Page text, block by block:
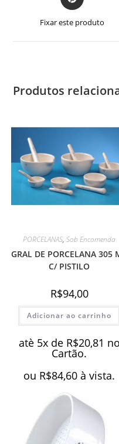
em
nova
Fixar este produto
Produtos
PORCELANAS,Sob Encomenda
GRAL DE PORCELANA 305
C/ PISTILO
R$94,00
Adicionar ao carrinho
atè 5x de R$20,81 no
Cartão.
ou R$84,60 à vista.